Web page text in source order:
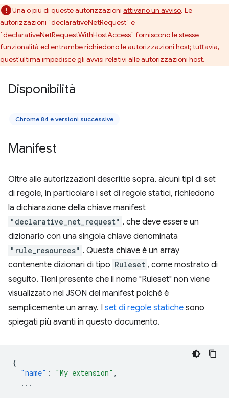
Una o più di queste autorizzazioni attivano un avviso. Le
autorizzazioni `declarativeNetRequest` e
`declarativeNetRequestWithHostAccess` forniscono le stesse
funzionalità ed entrambe richiedono le autorizzazioni host; tuttavia,
quest'ultima impedisce gli avvisi relativi alle autorizzazioni host.
Disponibilità
Chrome 84 e versioni successive
Manifest
Oltre alle autorizzazioni descritte sopra, alcuni tipi di set
di regole, in particolare i set di regole statici, richiedono
la dichiarazione della chiave manifest
"declarative_net_request" , che deve essere un
dizionario con una singola chiave denominata
"rule_resources" . Questa chiave è un array
contenente dizionari di tipo Ruleset , come mostrato di
seguito. Tieni presente che il nome "Ruleset" non viene
visualizzato nel JSON del manifest poiché è
semplicemente un array. I set di regole statiche sono
spiegati più avanti in questo documento.
{
"name" : "My extension" ,
...